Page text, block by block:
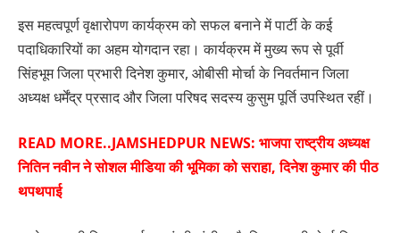
इस महत्वपूर्ण वृक्षारोपण कार्यक्रम को सफल बनाने में पार्टी के कई
पदाधिकारियों का अहम योगदान रहा। कार्यक्रम में मुख्य रूप से पूर्वी
सिंहभूम जिला प्रभारी दिनेश कुमार, ओबीसी मोर्चा के निवर्तमान जिला
अध्यक्ष धर्मेंद्र प्रसाद और जिला परिषद सदस्य कुसुम पूर्ति उपस्थित रहीं।
READ MORE..JAMSHEDPUR NEWS: भाजपा राष्ट्रीय अध्यक्ष
नितिन नवीन ने सोशल मीडिया की भूमिका को सराहा, दिनेश कुमार की पीठ
थपथपाई